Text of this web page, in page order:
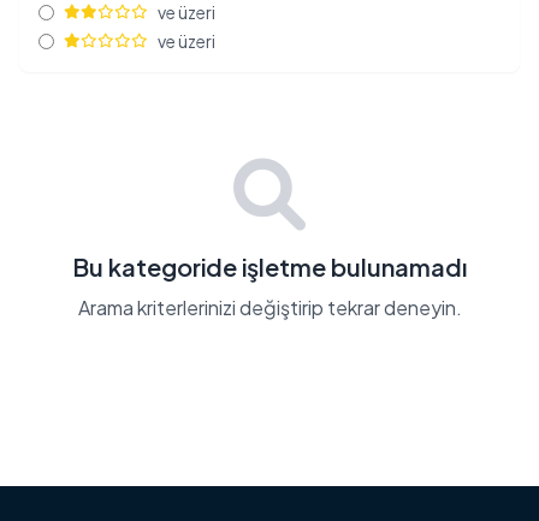
ve üzeri
ve üzeri
Bu kategoride işletme bulunamadı
Arama kriterlerinizi değiştirip tekrar deneyin.